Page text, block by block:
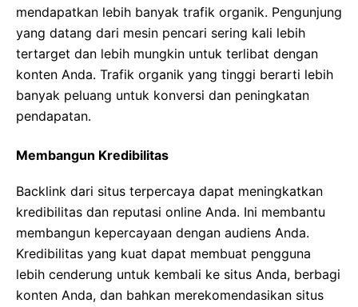
mendapatkan lebih banyak trafik organik. Pengunjung
yang datang dari mesin pencari sering kali lebih
tertarget dan lebih mungkin untuk terlibat dengan
konten Anda. Trafik organik yang tinggi berarti lebih
banyak peluang untuk konversi dan peningkatan
pendapatan.
Membangun Kredibilitas
Backlink dari situs terpercaya dapat meningkatkan
kredibilitas dan reputasi online Anda. Ini membantu
membangun kepercayaan dengan audiens Anda.
Kredibilitas yang kuat dapat membuat pengguna
lebih cenderung untuk kembali ke situs Anda, berbagi
konten Anda, dan bahkan merekomendasikan situs